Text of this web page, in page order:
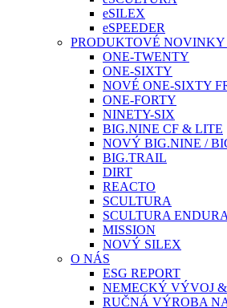
eSILEX
eSPEEDER
PRODUKTOVÉ
ONE-TWENTY
ONE-SIXTY
NOVÉ ONE-SIXTY
ONE-FORTY
NINETY-SIX
BIG.NINE CF & LITE
NOVÝ BIG.NINE /
BIG.TRAIL
DIRT
REACTO
SCULTURA
SCULTURA
MISSION
NOVÝ SILEX
O NÁS
ESG REPORT
NEMECKÝ VÝVOJ
RUČNÁ VÝROBA